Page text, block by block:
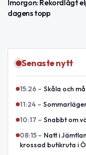
Imorgon: Rekordlågt
dagens topp
Senaste nytt
15:26 – Skåla och
11:24 –
10:17 – Snabbt om
08:15 – Natt i
krossad butikruta i